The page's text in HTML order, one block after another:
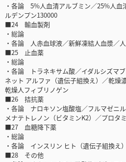
・各論 5%人血清アルブミン／25%人血
ルデンプン130000
■24 輸血製剤
・総論
・各論 人赤血球液／新鮮凍結人血漿／
■25 止血薬
・総論
・各論 トラネキサム酸／イダルシズマ
ネット アルファ（遺伝子組換え）／乾燥
乾燥人フィブリノゲン
■26 拮抗薬
・各論 ナロキソン塩酸塩／フルマゼニ
メナテトレノン（ビタミンK2）／プロタ
■27 血糖降下薬
・総論
・各論 インスリン ヒト（遺伝子組換え）
■28 その他